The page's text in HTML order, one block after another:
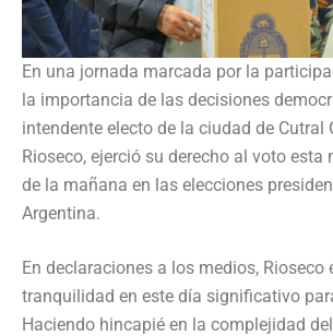
En una jornada marcada por la
la importancia de las decisiones
intendente electo de la ciudad de Cutral
Rioseco, ejerció su derecho al voto esta
de la mañana en las elecciones
Argentina.
En declaraciones a los medios, Rioseco
tranquilidad en este día significativo
Haciendo hincapié en la complejidad